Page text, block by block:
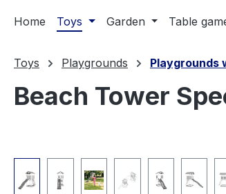
Home Toys Garden Table
Toys Playgrounds Playgrounds
Beach Tower